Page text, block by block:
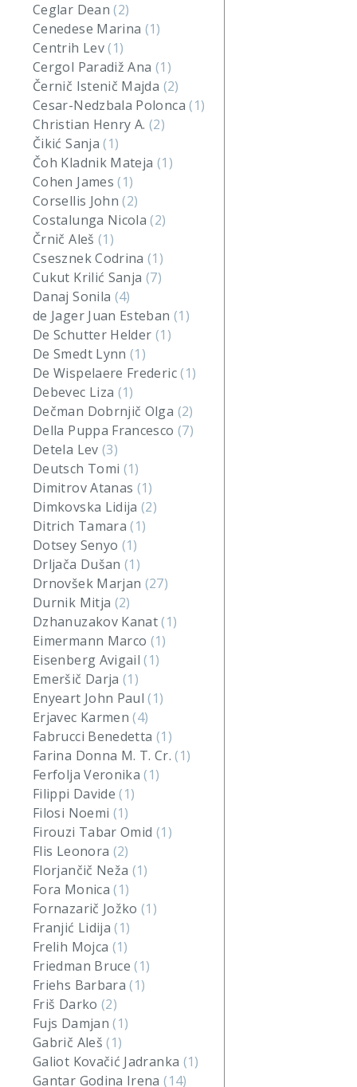
Ceglar Dean(2)
Cenedese Marina (1)
Centrih Lev(1)
Cergol Paradiž Ana (1)
Černič Istenič Majda (2)
Cesar-Nedzbala Polonca(1)
Christian Henry A. (2)
Čikić Sanja(1)
Čoh Kladnik Mateja (1)
Cohen James(1)
Corsellis John(2)
Costalunga Nicola(2)
Črnič Aleš (1)
Csesznek Codrina(1)
Cukut Krilić Sanja (7)
Danaj Sonila (4)
de Jager Juan Esteban (1)
De Schutter Helder (1)
De Smedt Lynn(1)
De Wispelaere Frederic(1)
Debevec Liza (1)
Dečman Dobrnjič Olga (2)
Della Puppa Francesco (7)
Detela Lev (3)
Deutsch Tomi (1)
Dimitrov Atanas (1)
Dimkovska Lidija(2)
Ditrich Tamara(1)
Dotsey Senyo (1)
Drljača Dušan(1)
Drnovšek Marjan (27)
Durnik Mitja (2)
Dzhanuzakov Kanat(1)
Eimermann Marco (1)
Eisenberg Avigail(1)
Emeršič Darja(1)
Enyeart John Paul(1)
Erjavec Karmen(4)
Fabrucci Benedetta (1)
Farina Donna M. T. Cr.(1)
Ferfolja Veronika(1)
Filippi Davide(1)
Filosi Noemi (1)
Firouzi Tabar Omid (1)
Flis Leonora (2)
Florjančič Neža (1)
Fora Monica(1)
Fornazarič Jožko(1)
Franjić Lidija(1)
Frelih Mojca (1)
Friedman Bruce(1)
Friehs Barbara(1)
Friš Darko (2)
Fujs Damjan(1)
Gabrič Aleš(1)
Galiot Kovačić Jadranka (1)
Gantar Godina Irena(14)